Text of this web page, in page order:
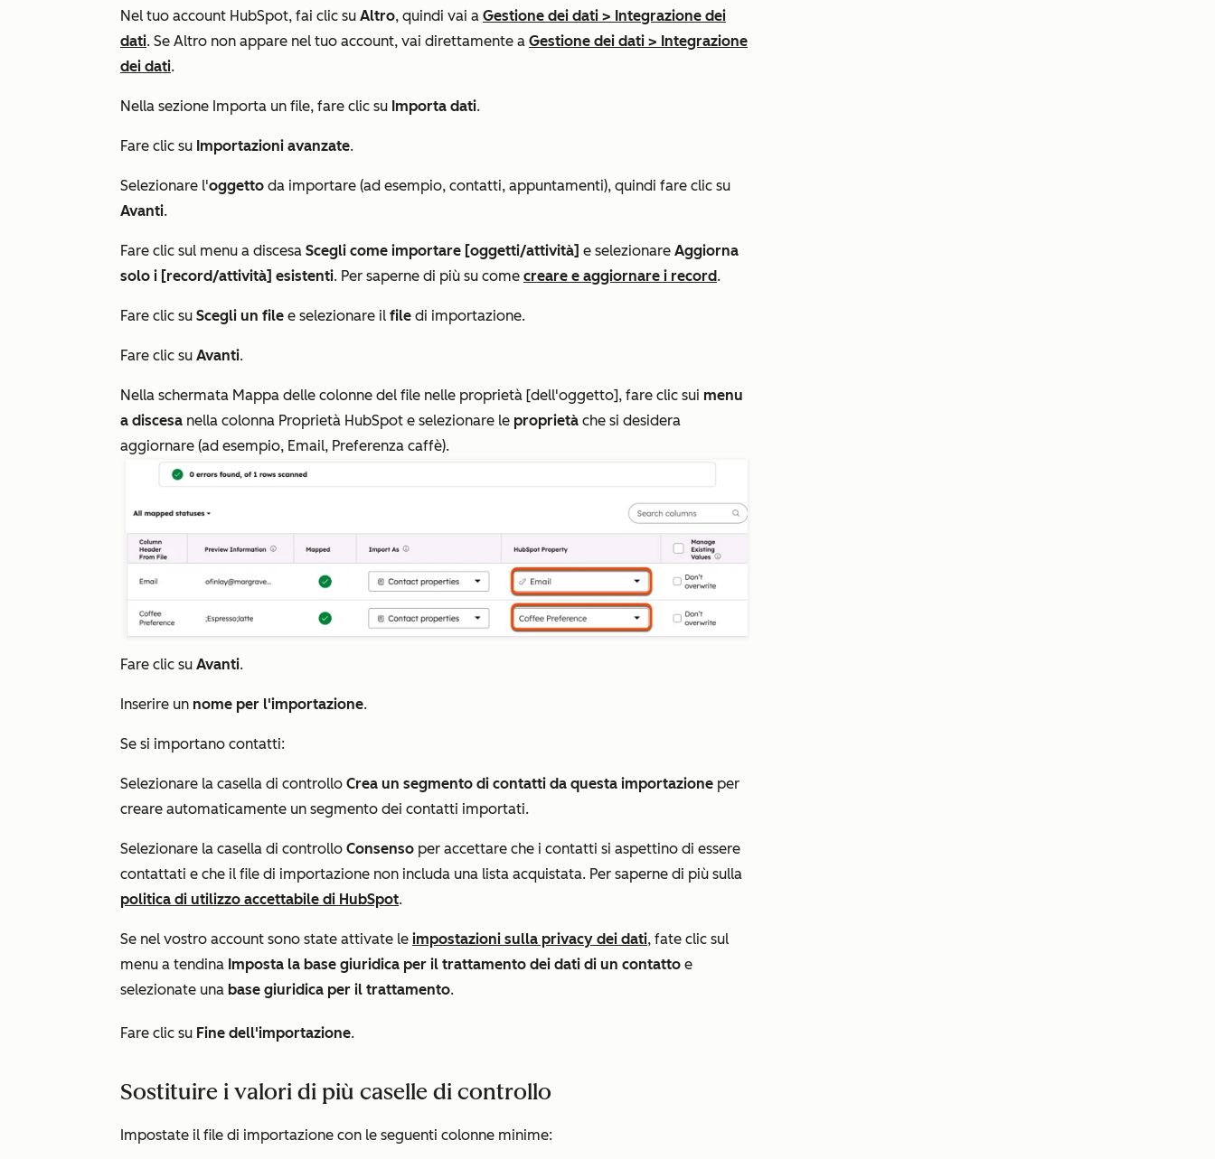
Nel tuo account HubSpot, fai clic su Altro, quindi vai a Gestione dei dati > Integrazione dei
dati. Se Altro non appare nel tuo account, vai direttamente a Gestione dei dati > Integrazione
dei dati.
Nella sezione Importa un file, fare clic su Importa dati.
Fare clic su Importazioni avanzate.
Selezionare l'oggetto da importare (ad esempio, contatti, appuntamenti), quindi fare clic su
Avanti.
Fare clic sul menu a discesa Scegli come importare [oggetti/attività] e selezionare Aggiorna
solo i [record/attività] esistenti. Per saperne di più su come creare e aggiornare i record.
Fare clic su Scegli un file e selezionare il file di importazione.
Fare clic su Avanti.
Nella schermata Mappa delle colonne del file nelle proprietà [dell'oggetto], fare clic sui menu
a discesa nella colonna Proprietà HubSpot e selezionare le proprietà che si desidera
aggiornare (ad esempio, Email, Preferenza caffè).
Fare clic su Avanti.
Inserire un nome per l'importazione.
Se si importano contatti:
Selezionare la casella di controllo Crea un segmento di contatti da questa importazione per
creare automaticamente un segmento dei contatti importati.
Selezionare la casella di controllo Consenso per accettare che i contatti si aspettino di essere
contattati e che il file di importazione non includa una lista acquistata. Per saperne di più sulla
politica di utilizzo accettabile di HubSpot.
Se nel vostro account sono state attivate le impostazioni sulla privacy dei dati, fate clic sul
menu a tendina Imposta la base giuridica per il trattamento dei dati di un contatto e
selezionate una base giuridica per il trattamento.
Fare clic su Fine dell'importazione.
Sostituire i valori di più caselle di controllo
Impostate il file di importazione con le seguenti colonne minime: